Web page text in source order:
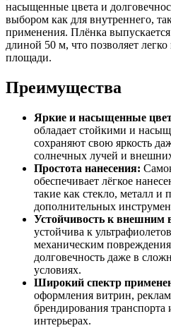
насыщенные цвета и
выбором как для внутреннего,
применения. Плёнка
длиной 50 м, что позволяет
площади.
Преимущества
Яркие и насыщенные
обладает стойкими и
сохраняют свою яркость
солнечных лучей и
Простота нанесения:
обеспечивает лёгкое
такие как стекло, металл и
дополнительных
Устойчивость к внешним
устойчива к
механическим
долговечность даже в
условиях.
Широкий спектр
оформления витрин,
брендирования транспорта
интерьерах.